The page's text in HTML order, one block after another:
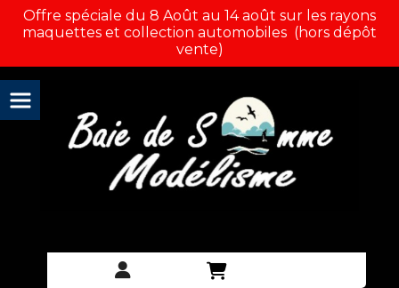
Offre spéciale du 8 Août au 14 août sur les rayons
maquettes et collection automobiles (hors dépôt
vente)
Panneau de gestion des cookies